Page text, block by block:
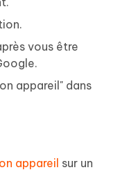
vous être
appareil" dans
appareil sur un